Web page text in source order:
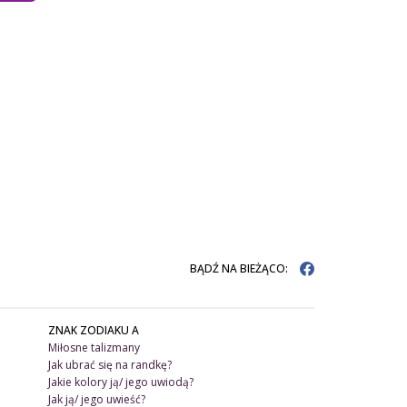
BĄDŹ NA BIEŻĄCO:
ZNAK ZODIAKU A
Miłosne talizmany
Jak ubrać się na randkę?
Jakie kolory ją/ jego uwiodą?
Jak ją/ jego uwieść?